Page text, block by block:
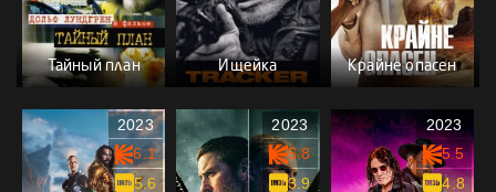
Тайный план Ищейка Крайне опасен
2023
6.1
5.6
2023
5.8
3.9
2023
5.5
4.8